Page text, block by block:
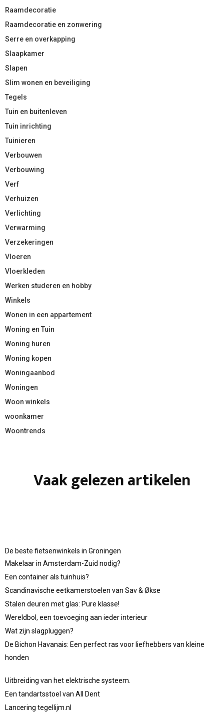
Raamdecoratie
Raamdecoratie en zonwering
Serre en overkapping
Slaapkamer
Slapen
Slim wonen en beveiliging
Tegels
Tuin en buitenleven
Tuin inrichting
Tuinieren
Verbouwen
Verbouwing
Verf
Verhuizen
Verlichting
Verwarming
Verzekeringen
Vloeren
Vloerkleden
Werken studeren en hobby
Winkels
Wonen in een appartement
Woning en Tuin
Woning huren
Woning kopen
Woningaanbod
Woningen
Woon winkels
woonkamer
Woontrends
Vaak gelezen artikelen
De beste fietsenwinkels in Groningen
Makelaar in Amsterdam-Zuid nodig?
Een container als tuinhuis?
Scandinavische eetkamerstoelen van Sav & Økse
Stalen deuren met glas: Pure klasse!
Wereldbol, een toevoeging aan ieder interieur
Wat zijn slagpluggen?
De Bichon Havanais: Een perfect ras voor liefhebbers van kleine
honden
Uitbreiding van het elektrische systeem.
Een tandartsstoel van All Dent
Lancering tegellijm.nl